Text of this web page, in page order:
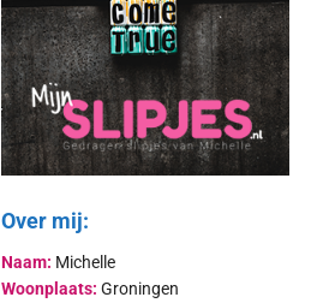
Over mij:
Naam: Michelle
Woonplaats: Groningen